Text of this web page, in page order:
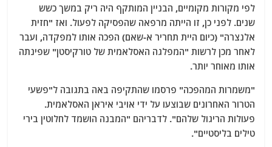
לפי מקורות מקומיים, הבניין המותקף היה ריק במשך כשש
שנים. לפני כן, זו הייתה מרפאה שהפסיקה לפעול. ואז "חזית
אלנצרה" (כיום היית תחריר א-שאם) הפכה אותו למפקדה, ועבר
לאחר מכן לרשות "המפלגה האסלאמית של טורקיסטן" שפינתה
אותו מאוחר יותר.
"משמרות המהפכה" פרסמו שהתקיפה באה בתגובה ל"פשעי
הטרור האחרונים שבוצעו על ידי אויבי איראן האסלאמית.
פעולות הריגול שלהם". לדבריהם "המבנה הושמד לחלוטין בירי
טילים בליסטיים".